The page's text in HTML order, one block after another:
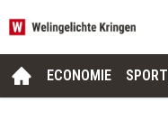
ECONOMIE SPORT